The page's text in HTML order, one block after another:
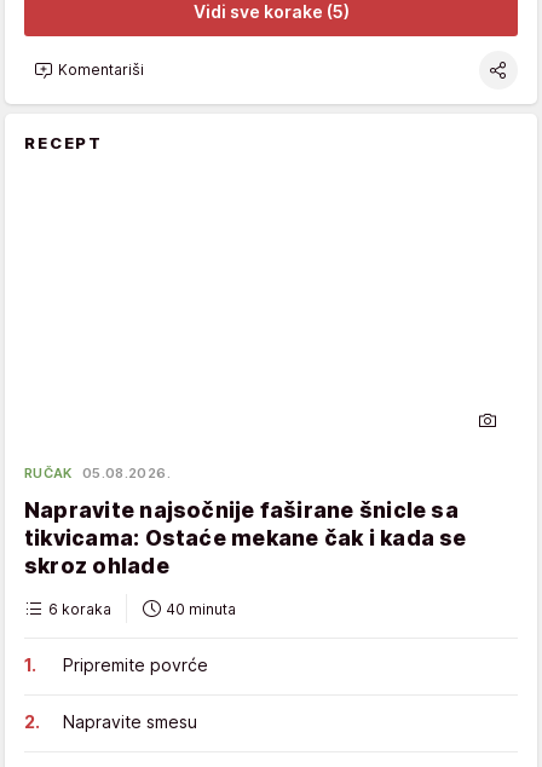
Vidi sve korake (5)
Komentariši
RECEPT
RUČAK 05.08.2026.
Napravite najsočnije faširane šnicle sa
tikvicama: Ostaće mekane čak i kada se
skroz ohlade
6 koraka 40 minuta
Pripremite povrće
Napravite smesu